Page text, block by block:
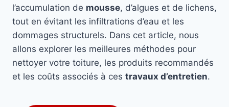
l’accumulation de mousse, d’algues et de lichens,
tout en évitant les infiltrations d’eau et les
dommages structurels. Dans cet article, nous
allons explorer les meilleures méthodes pour
nettoyer votre toiture, les produits recommandés
et les coûts associés à ces travaux d’entretien.